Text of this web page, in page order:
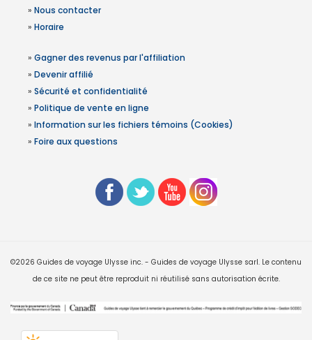
» Nous contacter
» Horaire
» Gagner des revenus par l'affiliation
» Devenir affilié
» Sécurité et confidentialité
» Politique de vente en ligne
» Information sur les fichiers témoins (Cookies)
» Foire aux questions
©2026 Guides de voyage Ulysse inc. - Guides de voyage Ulysse sarl. Le contenu
de ce site ne peut être reproduit ni réutilisé sans autorisation écrite.